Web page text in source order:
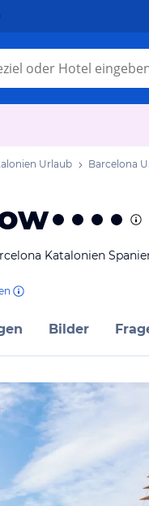
Urlaub Barcelona
Katalonien
Bilder